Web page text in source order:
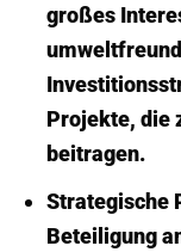
großes
Projekte, die
beitragen.
Strategische
Beteiligung